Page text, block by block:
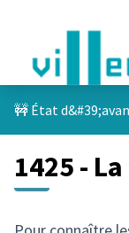
🚧 État
1425 -